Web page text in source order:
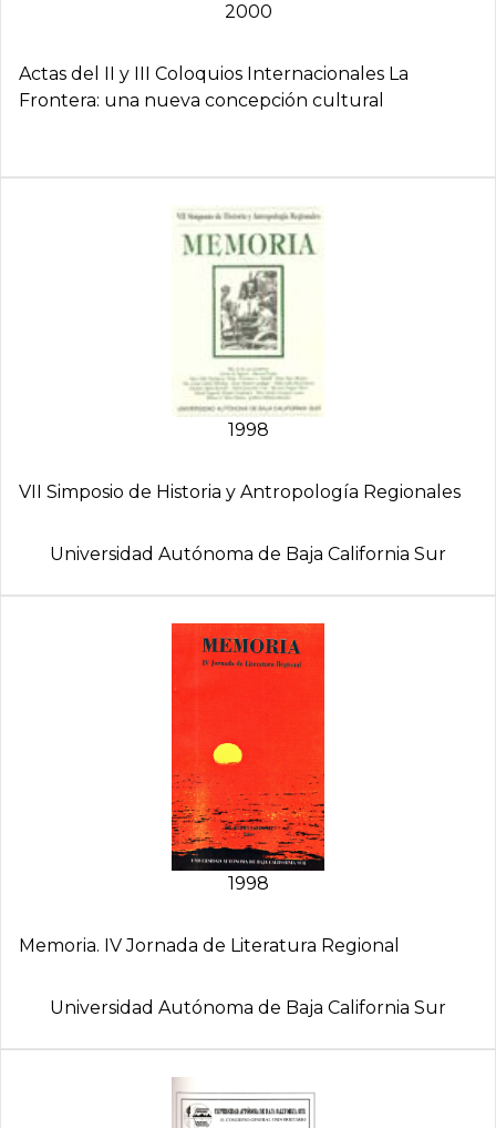
2000
Actas del II y III Coloquios Internacionales La
Frontera: una nueva concepción cultural
1998
VII Simposio de Historia y Antropologí­a Regionales
Universidad Autónoma de Baja California Sur
1998
Memoria. IV Jornada de Literatura Regional
Universidad Autónoma de Baja California Sur